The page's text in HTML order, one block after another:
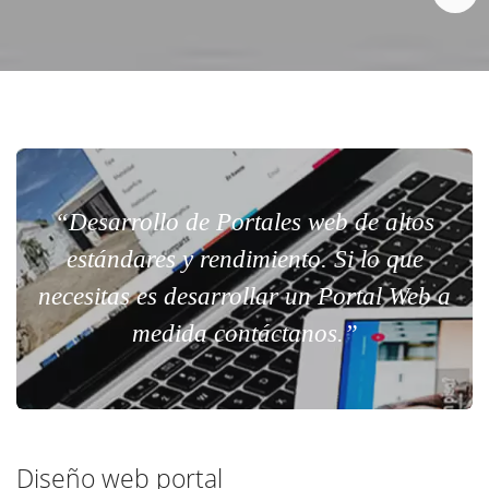
“Desarrollo de Portales web de altos
estándares y rendimiento. Si lo que
necesitas es desarrollar un Portal Web a
medida contáctanos.”
Diseño web portal